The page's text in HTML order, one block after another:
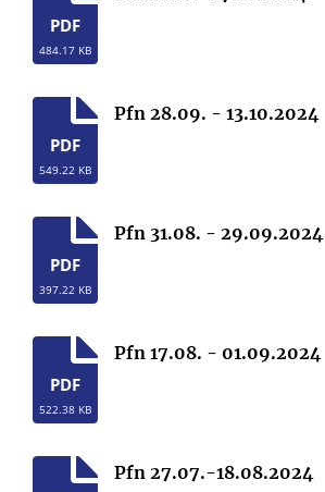
PDF
484.17 KB
PDF
549.22 KB
Pfn 28.09. - 13.10.2024
PDF
397.22 KB
Pfn 31.08. - 29.09.2024
PDF
522.38 KB
Pfn 17.08. - 01.09.2024
Pfn 27.07.-18.08.2024